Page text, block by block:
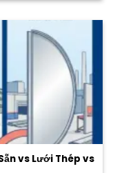
vs Lưới Thép vs